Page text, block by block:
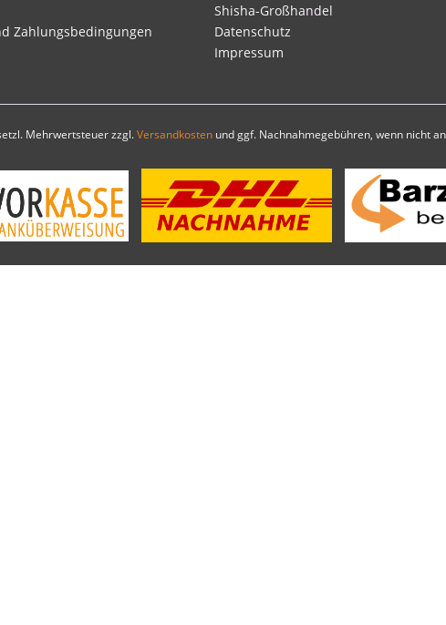
Zahlungsbedingungen
Shisha-Großhandel
Datenschutz
Impressum
Mehrwertsteuer zzgl.Versandkostenund ggf. Nachnahmegebühren, wenn nicht